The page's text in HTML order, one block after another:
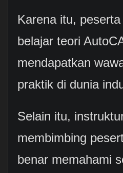
Karena itu,
belajar teori
mendapatkan
praktik di dunia
Selain itu,
membimbing
benar memahami